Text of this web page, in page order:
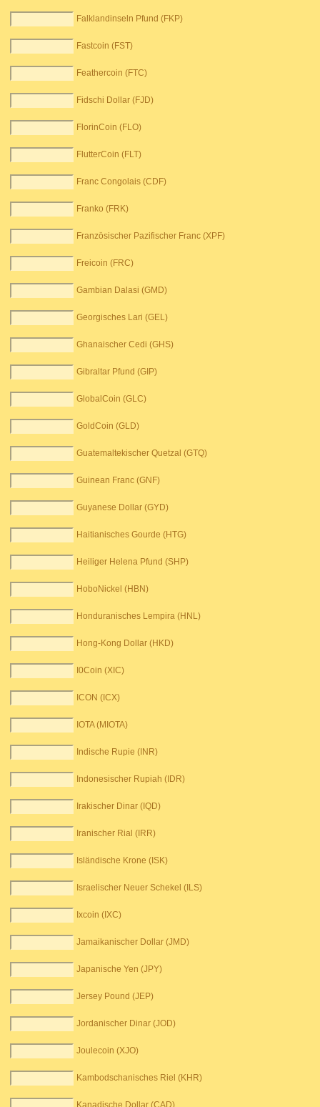
Falklandinseln Pfund (FKP)
Fastcoin (FST)
Feathercoin (FTC)
Fidschi Dollar (FJD)
FlorinCoin (FLO)
FlutterCoin (FLT)
Franc Congolais (CDF)
Franko (FRK)
Französischer Pazifischer Franc (XPF)
Freicoin (FRC)
Gambian Dalasi (GMD)
Georgisches Lari (GEL)
Ghanaischer Cedi (GHS)
Gibraltar Pfund (GIP)
GlobalCoin (GLC)
GoldCoin (GLD)
Guatemaltekischer Quetzal (GTQ)
Guinean Franc (GNF)
Guyanese Dollar (GYD)
Haitianisches Gourde (HTG)
Heiliger Helena Pfund (SHP)
HoboNickel (HBN)
Honduranisches Lempira (HNL)
Hong-Kong Dollar (HKD)
I0Coin (XIC)
ICON (ICX)
IOTA (MIOTA)
Indische Rupie (INR)
Indonesischer Rupiah (IDR)
Irakischer Dinar (IQD)
Iranischer Rial (IRR)
Isländische Krone (ISK)
Israelischer Neuer Schekel (ILS)
Ixcoin (IXC)
Jamaikanischer Dollar (JMD)
Japanische Yen (JPY)
Jersey Pound (JEP)
Jordanischer Dinar (JOD)
Joulecoin (XJO)
Kambodschanisches Riel (KHR)